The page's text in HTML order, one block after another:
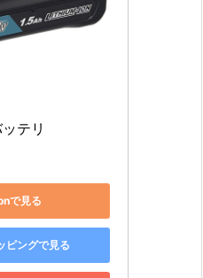
テリ
で見る
ピングで見る